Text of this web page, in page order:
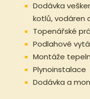
Dodávka
kotlů, vodáren
Topenářské
Podlahové
Montáže
Plynoinstalace
Dodávka a